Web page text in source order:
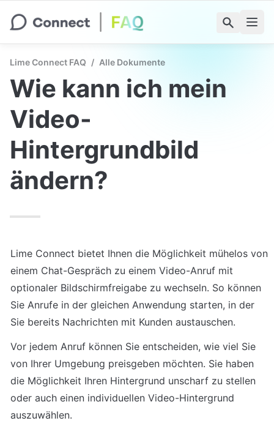
Lime Connect FAQ / Alle Dokumente
Wie kann ich mein
Video-
Hintergrundbild
ändern?
Lime Connect bietet Ihnen die Möglichkeit mühelos von
einem Chat-Gespräch zu einem Video-Anruf mit
optionaler Bildschirmfreigabe zu wechseln. So können
Sie Anrufe in der gleichen Anwendung starten, in der
Sie bereits Nachrichten mit Kunden austauschen.
Vor jedem Anruf können Sie entscheiden, wie viel Sie
von Ihrer Umgebung preisgeben möchten. Sie haben
die Möglichkeit Ihren Hintergrund unscharf zu stellen
oder auch einen individuellen Video-Hintergrund
auszuwählen.